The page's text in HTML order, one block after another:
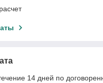
14 дней по